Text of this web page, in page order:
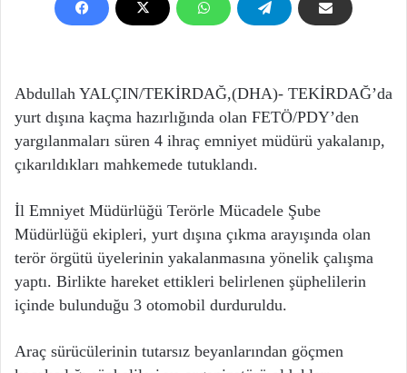
Abdullah YALÇIN/TEKİRDAĞ,(DHA)- TEKİRDAĞ’da
yurt dışına kaçma hazırlığında olan FETÖ/PDY’den
yargılanmaları süren 4 ihraç emniyet müdürü yakalanıp,
çıkarıldıkları mahkemede tutuklandı.
İl Emniyet Müdürlüğü Terörle Mücadele Şube
Müdürlüğü ekipleri, yurt dışına çıkma arayışında olan
terör örgütü üyelerinin yakalanmasına yönelik çalışma
yaptı. Birlikte hareket ettikleri belirlenen şüphelilerin
içinde bulunduğu 3 otomobil durduruldu.
Araç sürücülerinin tutarsız beyanlarından göçmen